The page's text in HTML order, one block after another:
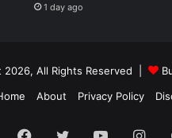
1 day ago
All Rights Reserved |
About Privacy Policy